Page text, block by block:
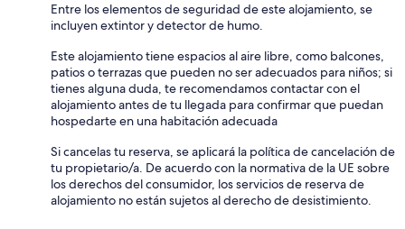
Entre los elementos de seguridad de este alojamiento, se
incluyen extintor y detector de humo.
Este alojamiento tiene espacios al aire libre, como balcones,
patios o terrazas que pueden no ser adecuados para niños; si
tienes alguna duda, te recomendamos contactar con el
alojamiento antes de tu llegada para confirmar que puedan
hospedarte en una habitación adecuada
Si cancelas tu reserva, se aplicará la política de cancelación de
tu propietario/a. De acuerdo con la normativa de la UE sobre
los derechos del consumidor, los servicios de reserva de
alojamiento no están sujetos al derecho de desistimiento.